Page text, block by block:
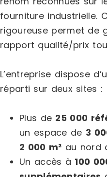
fourniture industrielle.
rigoureuse permet de
rapport qualité/prix
L’entreprise dispose
réparti sur deux sites :
Plus de 25 000
un espace de 3
2 000 m² au nord
Un accès à 100